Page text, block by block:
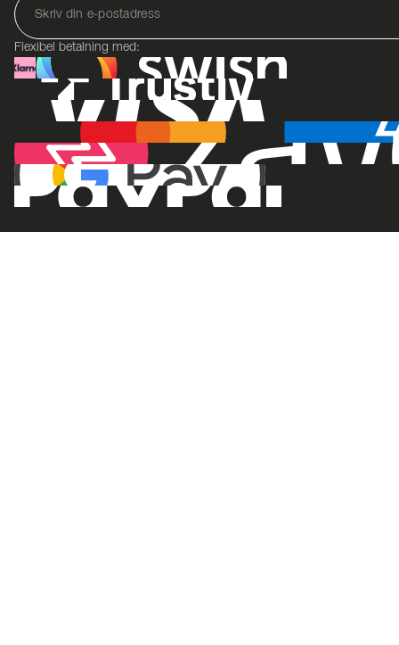
Flexibel betalning med: